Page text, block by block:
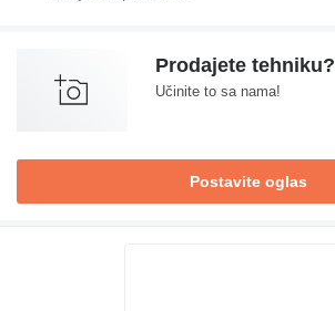
Prodajete tehniku?
Učinite to sa nama!
Postavite oglas